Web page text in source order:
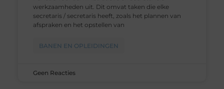
werkzaamheden uit. Dit omvat taken die elke
secretaris / secretaris heeft, zoals het plannen van
afspraken en het opstellen van
BANEN EN OPLEIDINGEN
Geen Reacties